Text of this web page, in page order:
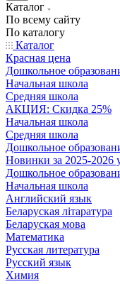
Каталог
По всему сайту
По каталогу
Каталог
Красная цена
Дошкольное
Начальная школа
Средняя школа
АКЦИЯ: Скидка 25%
Начальная школа
Средняя школа
Дошкольное
Новинки за 2025-2026
Дошкольное
Начальная школа
Английский язык
Беларуская літаратура
Беларуская мова
Математика
Русская литература
Русский язык
Химия